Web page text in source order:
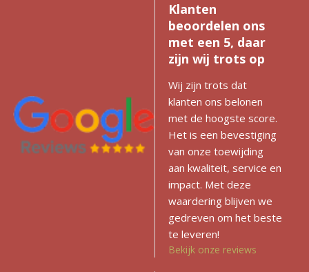
Klanten
beoordelen ons
met een 5, daar
zijn wij trots op
Wij zijn trots dat
klanten ons belonen
met de hoogste score.
Het is een bevestiging
van onze toewijding
aan kwaliteit, service en
impact. Met deze
waardering blijven we
gedreven om het beste
te leveren!
Bekijk onze reviews